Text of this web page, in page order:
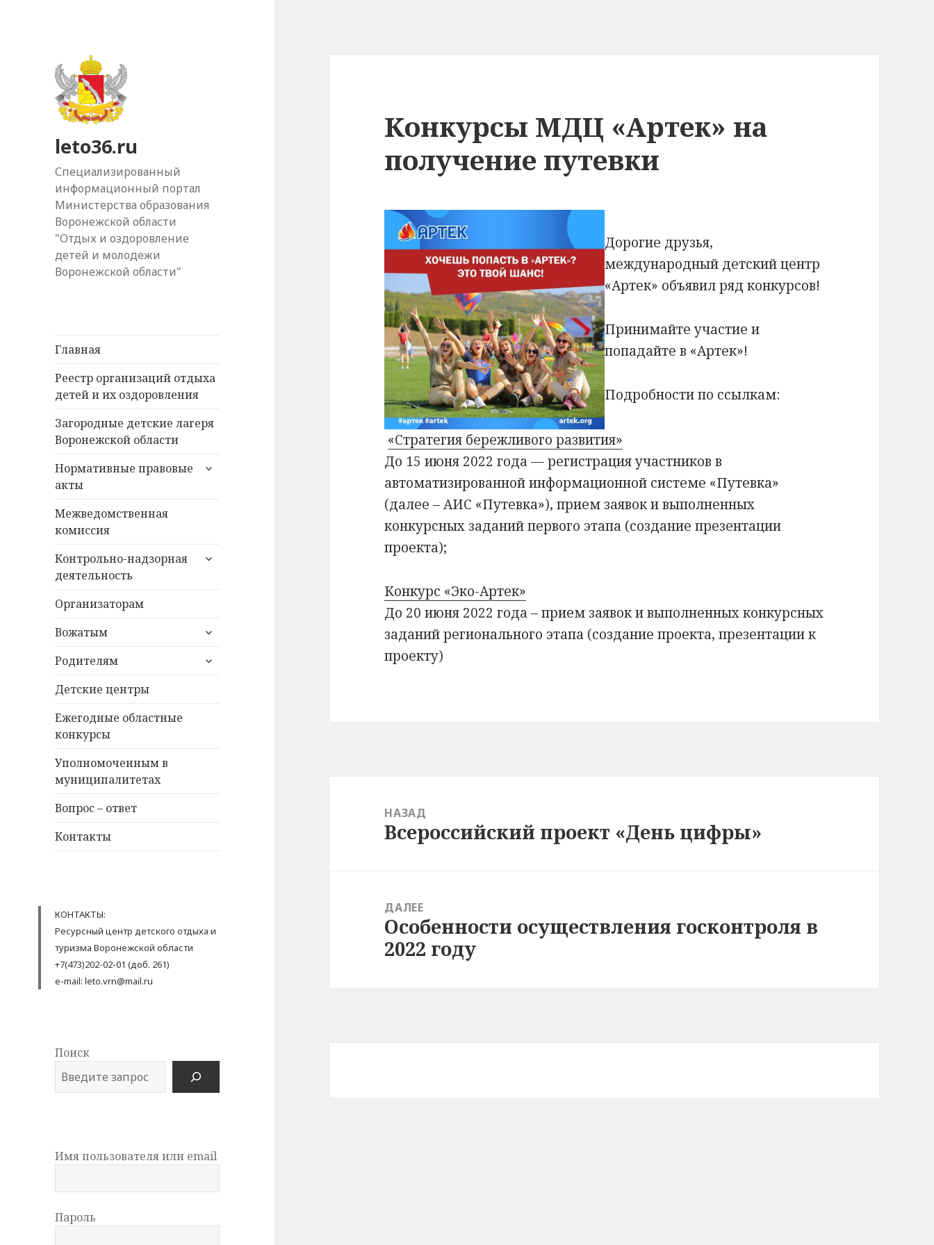
leto36.ru
Специализированный
информационный портал
Министерства образования
Воронежской области
"Отдых и оздоровление
детей и молодежи
Воронежской области"
Главная
Реестр организаций отдыха
детей и их оздоровления
Загородные детские лагеря
Воронежской области
Нормативные правовые
акты
раскрыть
Межведомственная
комиссия
Контрольно-надзорная
деятельность
раскрыть
Организаторам
Вожатым
раскрыть
меню
Родителям
раскрыть
Детские центры
Ежегодные областные
конкурсы
Уполномоченным в
муниципалитетах
Вопрос – ответ
Контакты
КОНТАКТЫ:
Ресурсный центр детского отдыха и
туризма Воронежской области
+7(473)202-02-01 (доб. 261)
e-mail: leto.vrn@mail.ru
Поиск
Имя пользователя или email
Пароль
Конкурсы МДЦ «Артек» на
получение путевки
Дорогие друзья,
международный детский центр
«Артек» объявил ряд конкурсов!
Принимайте участие и
попадайте в «Артек»!
Подробности по ссылкам:
«Стратегия бережливого развития»
До 15 июня 2022 года — регистрация участников в
автоматизированной информационной системе «Путевка»
(далее – АИС «Путевка»), прием заявок и выполненных
конкурсных заданий первого этапа (создание презентации
проекта);
Конкурс «Эко-Артек»
До 20 июня 2022 года – прием заявок и выполненных конкурсных
заданий регионального этапа (создание проекта, презентации к
проекту)
записям
НАЗАД
Предыдущая
Всероссийский проект «День цифры»
ДАЛЕЕ
Следующая
запись:
Особенности осуществления госконтроля в
2022 году